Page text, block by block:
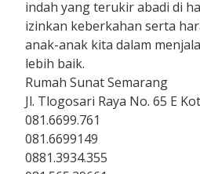
indah yang terukir abadi di
izinkan keberkahan serta
anak-anak kita dalam
lebih baik.
Rumah Sunat Semarang
Jl. Tlogosari Raya No. 65 E
081.6699.761
081.6699149
0881.3934.355